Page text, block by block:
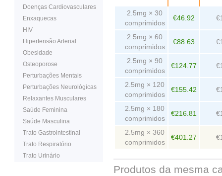
Doenças Cardiovasculares
Enxaquecas
HIV
Hipertensão Arterial
Obesidade
Osteoporose
Perturbações Mentais
Perturbações Neurológicas
Relaxantes Musculares
Saúde Feminina
Saúde Masculina
Trato Gastrointestinal
Trato Respiratório
Trato Urinário
2.5mg × 30
comprimidos
€46.92
2.5mg × 60
comprimidos
€88.63
2.5mg × 90
comprimidos
€124.77
2.5mg × 120
comprimidos
€155.42
2.5mg × 180
comprimidos
€216.81
2.5mg × 360
comprimidos
€401.27
Produtos da mesma